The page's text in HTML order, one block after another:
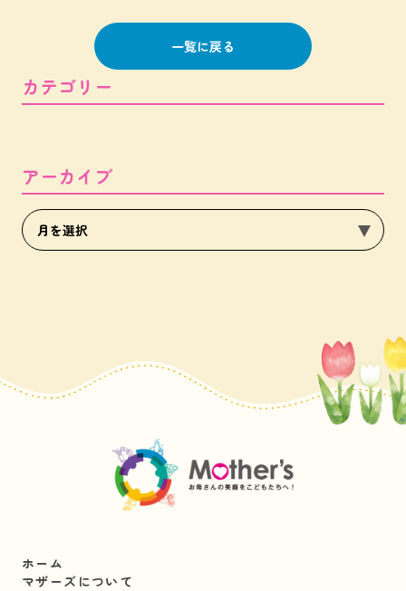
一覧に戻る
カテゴリー
アーカイブ
ホーム
マザーズについて